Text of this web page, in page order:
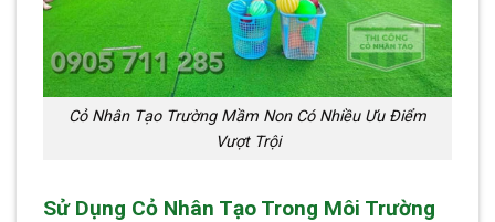
Cỏ Nhân Tạo Trường Mầm Non Có Nhiều Ưu Điểm
Vượt Trội
Sử Dụng Cỏ Nhân Tạo Trong Môi Trường